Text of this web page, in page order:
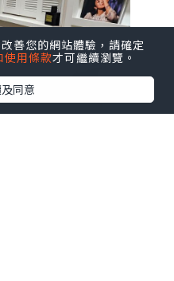
善您的網站體驗，請確定
使用條款才可繼續瀏覽。
同意